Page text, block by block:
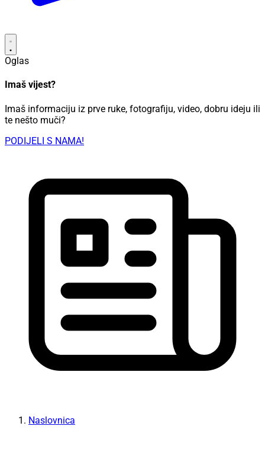
Oglas
Imaš vijest?
Imaš informaciju iz prve ruke, fotografiju, video, dobru ideju ili
te nešto muči?
PODIJELI S NAMA!
Naslovnica